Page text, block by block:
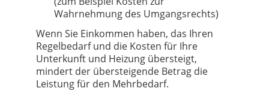
Wahrnehmung des Umgangsrechts)
Wenn Sie Einkommen haben, das Ihren
Regelbedarf und die Kosten für Ihre
Unterkunft und Heizung übersteigt,
mindert der übersteigende Betrag die
Leistung für den Mehrbedarf.